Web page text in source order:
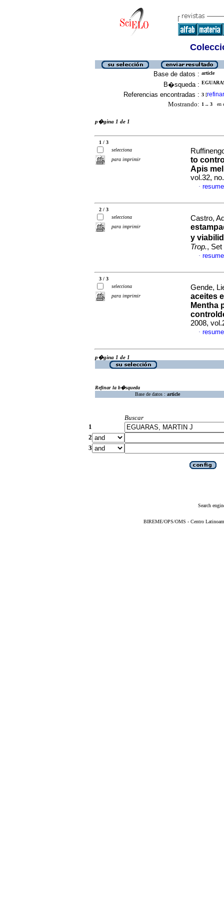
Base de datos : article
B�squeda :
Referencias encontradas : 3 [refinar
Mostrando: 1 .. 3 en
p�gina 1 de 1
1 / 3
selecciona
para imprimir
to
Apis
vol.32,
·
2 / 3
selecciona
para imprimir
Castro,
y
Trop., Set
·
3 / 3
selecciona
para imprimir
Gende,
aceites
Mentha
2008,
·
p�gina 1 de 1
Refinar la b�squeda
Base de datos : article
Buscar
1
2
3
Search
BIREME/OPS/OMS - Centro